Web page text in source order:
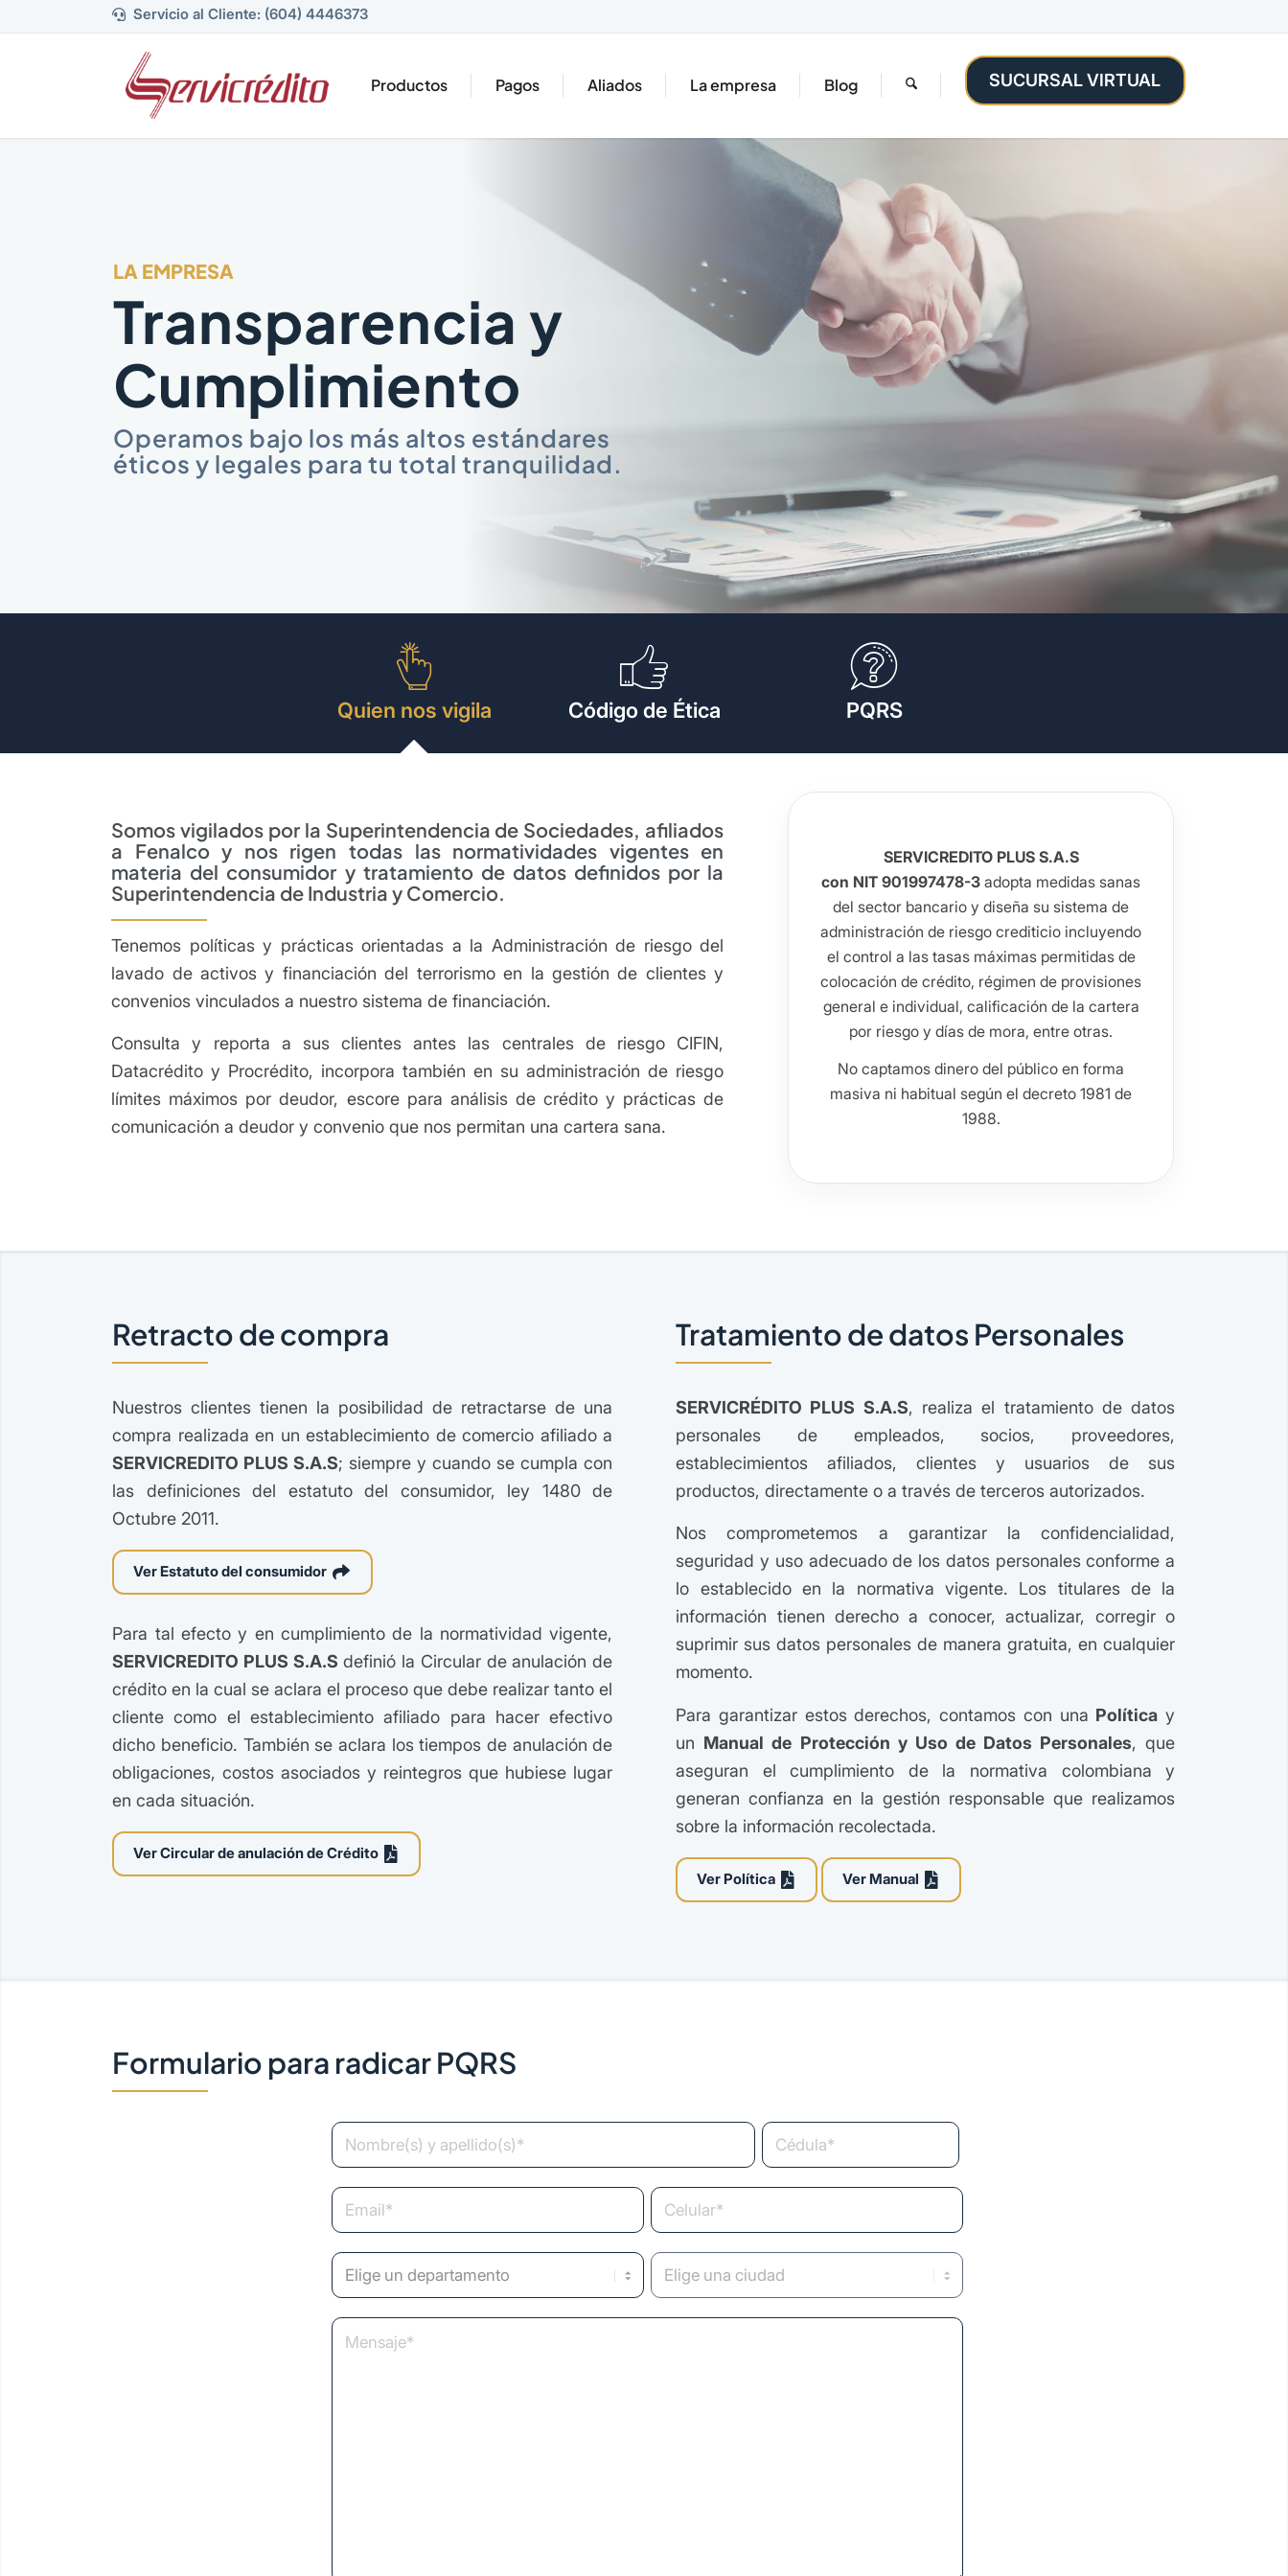
SUCURSAL VIRTUAL
Servicio al Cliente: (604) 4446373
Productos Pagos Aliados La empresa Blog
LA EMPRESA
Transparencia y
Cumplimiento
Operamos bajo los más altos estándares
éticos y legales para tu total tranquilidad.
Quien nos vigila Código de Ética PQRS
Somos vigilados por la Superintendencia de Sociedades, afiliados
a Fenalco y nos rigen todas las normatividades vigentes en
materia del consumidor y tratamiento de datos definidos por la
Superintendencia de Industria y Comercio.
Tenemos políticas y prácticas orientadas a la Administración de riesgo del
lavado de activos y financiación del terrorismo en la gestión de clientes y
convenios vinculados a nuestro sistema de financiación.
Consulta y reporta a sus clientes antes las centrales de riesgo CIFIN,
Datacrédito y Procrédito, incorpora también en su administración de riesgo
límites máximos por deudor, escore para análisis de crédito y prácticas de
comunicación a deudor y convenio que nos permitan una cartera sana.
SERVICREDITO PLUS S.A.S
con NIT 901997478-3 adopta medidas sanas
del sector bancario y diseña su sistema de
administración de riesgo crediticio incluyendo
el control a las tasas máximas permitidas de
colocación de crédito, régimen de provisiones
general e individual, calificación de la cartera
por riesgo y días de mora, entre otras.
No captamos dinero del público en forma
masiva ni habitual según el decreto 1981 de
1988.
Retracto de compra
Nuestros clientes tienen la posibilidad de retractarse de una
compra realizada en un establecimiento de comercio afiliado a
SERVICREDITO PLUS S.A.S; siempre y cuando se cumpla con
las definiciones del estatuto del consumidor, ley 1480 de
Octubre 2011.
Ver Estatuto del consumidor
Para tal efecto y en cumplimiento de la normatividad vigente,
SERVICREDITO PLUS S.A.S definió la Circular de anulación de
crédito en la cual se aclara el proceso que debe realizar tanto el
cliente como el establecimiento afiliado para hacer efectivo
dicho beneficio. También se aclara los tiempos de anulación de
obligaciones, costos asociados y reintegros que hubiese lugar
en cada situación.
Ver Circular de anulación de Crédito
Tratamiento de datos Personales
SERVICRÉDITO PLUS S.A.S, realiza el tratamiento de datos
personales de empleados, socios, proveedores,
establecimientos afiliados, clientes y usuarios de sus
productos, directamente o a través de terceros autorizados.
Nos comprometemos a garantizar la confidencialidad,
seguridad y uso adecuado de los datos personales conforme a
lo establecido en la normativa vigente. Los titulares de la
información tienen derecho a conocer, actualizar, corregir o
suprimir sus datos personales de manera gratuita, en cualquier
momento.
Para garantizar estos derechos, contamos con una Política y
un Manual de Protección y Uso de Datos Personales, que
aseguran el cumplimiento de la normativa colombiana y
generan confianza en la gestión responsable que realizamos
sobre la información recolectada.
Ver Política Ver Manual
Formulario para radicar PQRS